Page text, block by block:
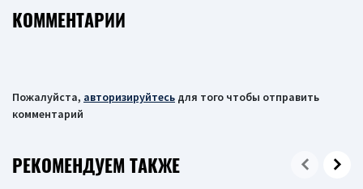
КОММЕНТАРИИ
Пожалуйста, авторизируйтесь для того чтобы отправить
комментарий
РЕКОМЕНДУЕМ ТАКЖЕ